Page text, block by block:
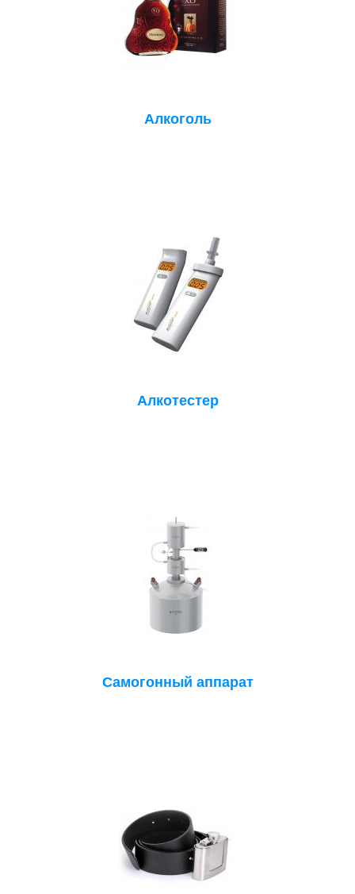
Алкоголь
Алкотестер
Самогонный аппарат